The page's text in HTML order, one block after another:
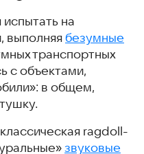
на
выполняя безумные
транспортных
с объектами,
в общем,
ragdoll-
звуковые